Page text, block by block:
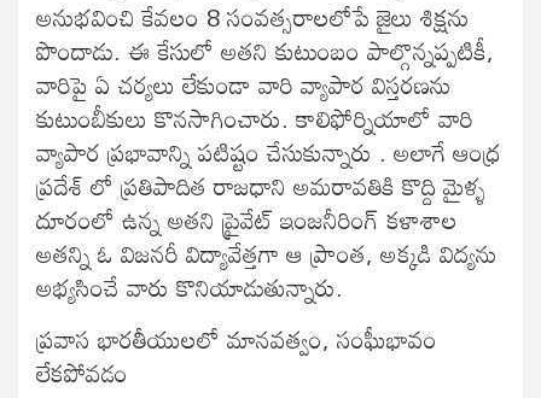
అనుభవించి కేవలం 8 సంవత్సరాలలోపే జైలు శిక్షను
పొందాడు. ఈ కేసులో అతని కుటుంబం పాల్గొన్నప్పటికీ,
వారిపై ఏ చర్యలు లేకుండా వారి వ్యాపార విస్తరణను
కుటుంబీకులు కొనసాగించారు. కాలిఫోర్నియాలో వారి
వ్యాపార ప్రభావాన్ని పటిష్టం చేసుకున్నారు . అలాగే ఆంధ్ర
ప్రదేశ్ లో ప్రతిపాదిత రాజధాని అమరావతికి కొద్ది మైళ్ళ
దూరంలో ఉన్న అతని ప్రైవేట్ ఇంజనీరింగ్ కళాశాల
అతన్ని ఓ విజనరీ విద్యావేత్తగా ఆ ప్రాంత, అక్కడి విద్యను
అభ్యసించే వారు కొనియాడుతున్నారు.
ప్రవాస భారతీయులలో మానవత్వం, సంఘీభావం
లేకపోవడం